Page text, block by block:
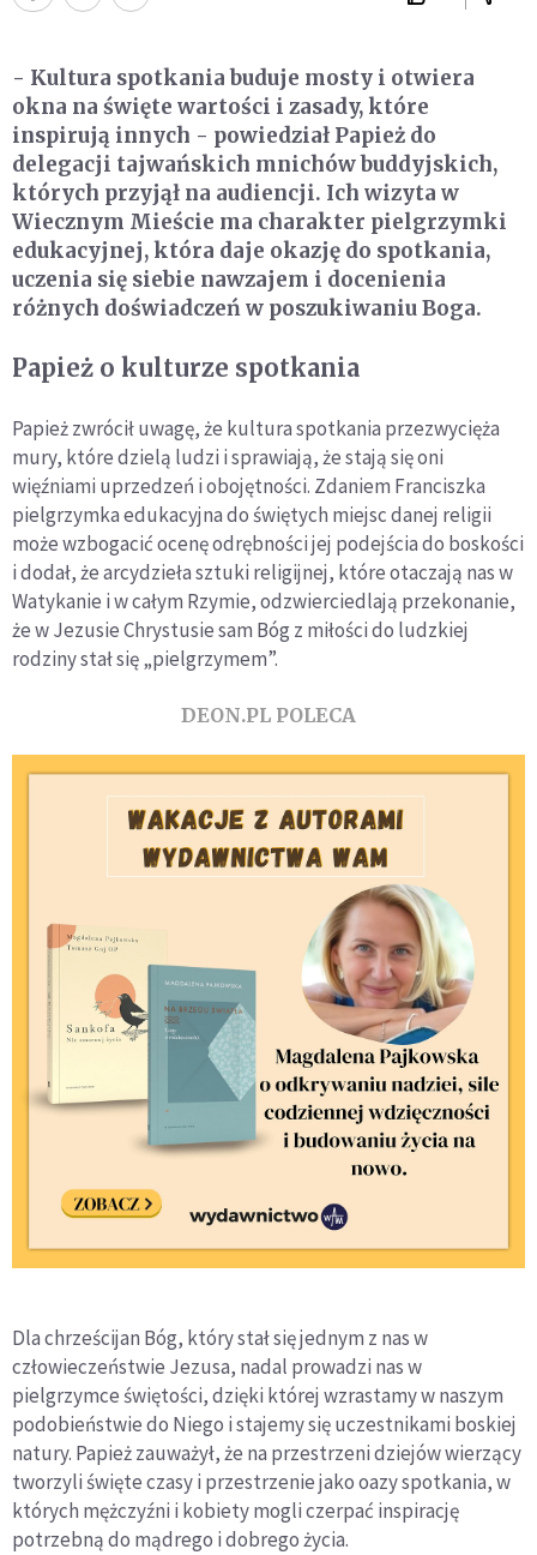
- Kultura spotkania buduje mosty i otwiera
okna na święte wartości i zasady, które
inspirują innych - powiedział Papież do
delegacji tajwańskich mnichów buddyjskich,
których przyjął na audiencji. Ich wizyta w
Wiecznym Mieście ma charakter pielgrzymki
edukacyjnej, która daje okazję do spotkania,
uczenia się siebie nawzajem i docenienia
różnych doświadczeń w poszukiwaniu Boga.
Papież o kulturze spotkania
Papież zwrócił uwagę, że kultura spotkania przezwycięża
mury, które dzielą ludzi i sprawiają, że stają się oni
więźniami uprzedzeń i obojętności. Zdaniem Franciszka
pielgrzymka edukacyjna do świętych miejsc danej religii
może wzbogacić ocenę odrębności jej podejścia do boskości
i dodał, że arcydzieła sztuki religijnej, które otaczają nas w
Watykanie i w całym Rzymie, odzwierciedlają przekonanie,
że w Jezusie Chrystusie sam Bóg z miłości do ludzkiej
rodziny stał się „pielgrzymem”.
DEON.PL POLECA
Dla chrześcijan Bóg, który stał się jednym z nas w
człowieczeństwie Jezusa, nadal prowadzi nas w
pielgrzymce świętości, dzięki której wzrastamy w naszym
podobieństwie do Niego i stajemy się uczestnikami boskiej
natury. Papież zauważył, że na przestrzeni dziejów wierzący
tworzyli święte czasy i przestrzenie jako oazy spotkania, w
których mężczyźni i kobiety mogli czerpać inspirację
potrzebną do mądrego i dobrego życia.